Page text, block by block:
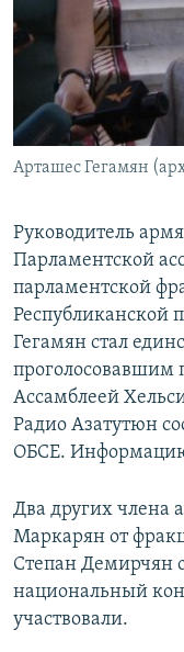
Հայերեն
English
Русский
Все сайты Радио
Арташес Гегамян
Руководитель
Парламентской
парламентской
Республиканской
Гегамян стал
проголосовавшим
Ассамблеей
Радио Азатутюн
ОБСЕ.
Два других члена
Маркарян от
Степан Демирчян
национальный
участвовали.